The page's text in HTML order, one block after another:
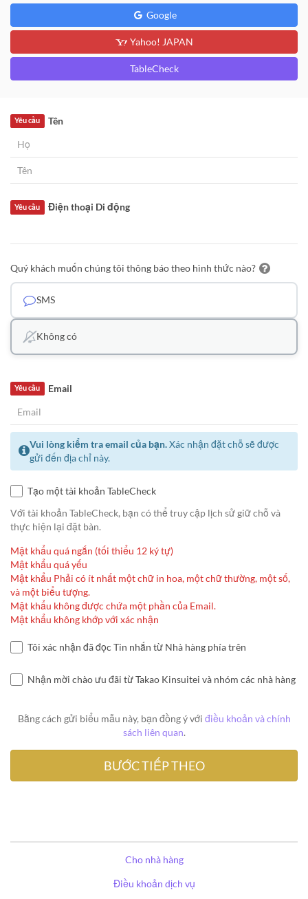
Google
Yahoo! JAPAN
TableCheck
Tên
Yêu cầu
Điện thoại Di động
Yêu cầu
Quý khách muốn chúng tôi thông báo theo hình thức nào?
SMS
Không có
Email
Yêu cầu
Vui lòng kiểm tra email của bạn.Xác nhận đặt chỗ sẽ được
gửi đến địa chỉ này.
Tạo một tài khoản TableCheck
Với tài khoản TableCheck, bạn có thể truy cập lịch sử giữ chỗ và
thực hiện lại đặt bàn.
Mật khẩu quá ngắn (tối thiểu 12 ký tự)
Mật khẩu quá yếu
Mật khẩu Phải có ít nhất một chữ in hoa, một chữ thường, một số,
và một biểu tượng.
Mật khẩu không được chứa một phần của Email.
Mật khẩu không khớp với xác nhận
Tôi xác nhận đã đọc Tin nhắn từ Nhà hàng phía trên
Nhận mời chào ưu đãi từ Takao Kinsuitei và nhóm các nhà hàng
Bằng cách gửi biểu mẫu này, bạn đồng ý với điều khoản và chính
sách liên quan.
Cho nhà hàng
Điều khoản dịch vụ